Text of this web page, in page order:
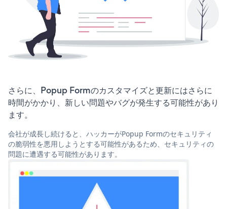
さらに、Popup Formのカスタマイズと更新にはさらに
時間がかかり、新しい問題やバグが発生する可能性があり
ます。
会社が成長し続けると、ハッカーがPopup Formのセキュリティ
の脆弱性を悪用しようとする可能性があるため、セキュリティの
問題に遭遇する可能性があります。